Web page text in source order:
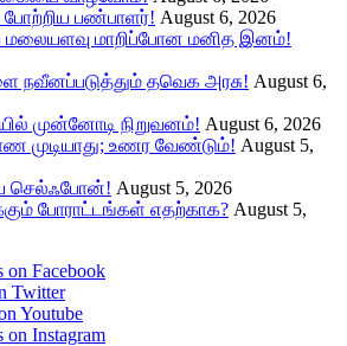
பண்பாளர்! August 6, 2026
மாறிப்போன மனித இனம்!
நவீனப்படுத்தும் தவெக அரசு! August 6,
முன்னோடி நிறுவனம்! August 6, 2026
உணர வேண்டும்! August 5,
செல்ஃபோன்! August 5, 2026
போராட்டங்கள் எதற்காக? August 5,
on Facebook
Twitter
Youtube
on Instagram